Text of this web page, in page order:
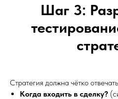
Шаг 3:
Стратегия должна чётко
Когда входить в сделку?